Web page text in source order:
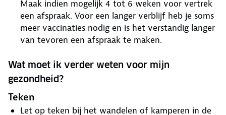
Maak indien mogelijk 4 tot 6 weken voor vertrek
een afspraak. Voor een langer verblijf heb je soms
meer vaccinaties nodig en is het verstandig langer
van tevoren een afspraak te maken.
Wat moet ik verder weten voor mijn
gezondheid?
Teken
Let op teken bij het wandelen of kamperen in de